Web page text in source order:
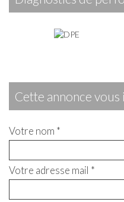
cette annonce
Votre nom *
Votre adresse mail *